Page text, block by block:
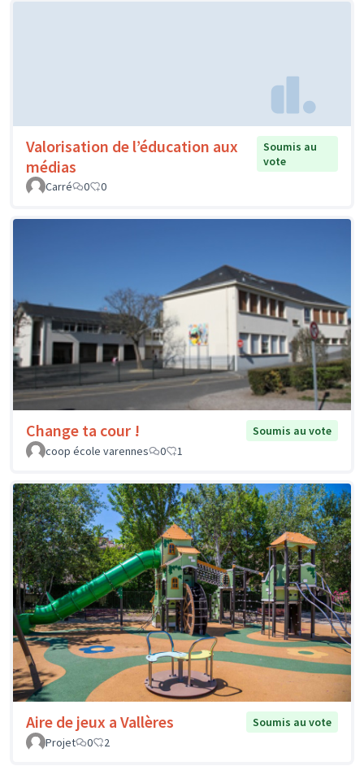
Valorisation de l’éducation aux
médias
Soumis au
vote
Carré
0 0
Change ta cour !
Soumis au vote
coop école varennes
0 1
Aire de jeux a Vallères
Soumis au vote
Projet
0 2